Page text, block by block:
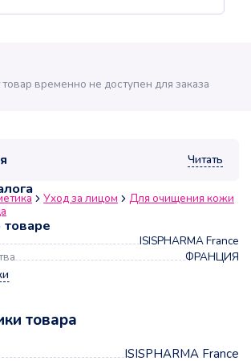
Читать
Уход за лицом
Для очищения кожи
ISISPHARMA France
ФРАНЦИЯ
товара
ISISPHARMA France
временно не доступен для заказа